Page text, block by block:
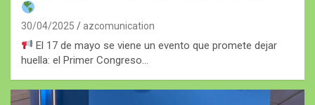
30/04/2025 azcomunication
El 17 de mayo se viene un evento que promete dejar
huella: el Primer Congreso…